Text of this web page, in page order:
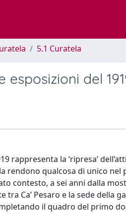
5.1 Curatela
del
rappresenta la ‘ripresa’
rendono qualcosa di unico
contesto, a sei anni dalla
Ca’ Pesaro e la sede della
il quadro del primo